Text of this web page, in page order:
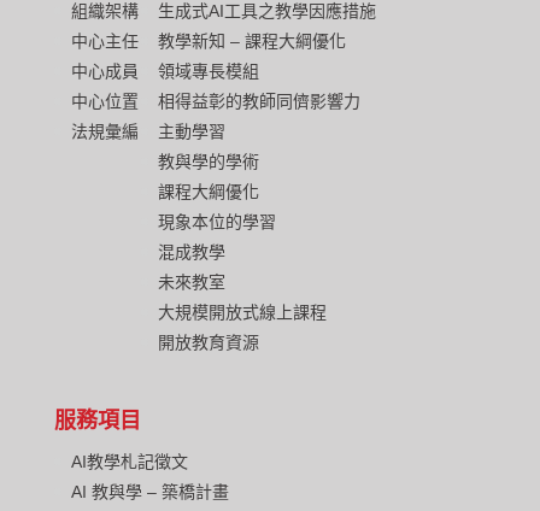
組織架構
中心主任
中心成員
中心位置
法規彙編
生成式AI工具之教學因應措施
教學新知 – 課程大綱優化
領域專長模組
相得益彰的教師同儕影響力
主動學習
教與學的學術
課程大綱優化
現象本位的學習
混成教學
未來教室
大規模開放式線上課程
開放教育資源
服務項目
AI教學札記徵文
AI 教與學 – 築橋計畫